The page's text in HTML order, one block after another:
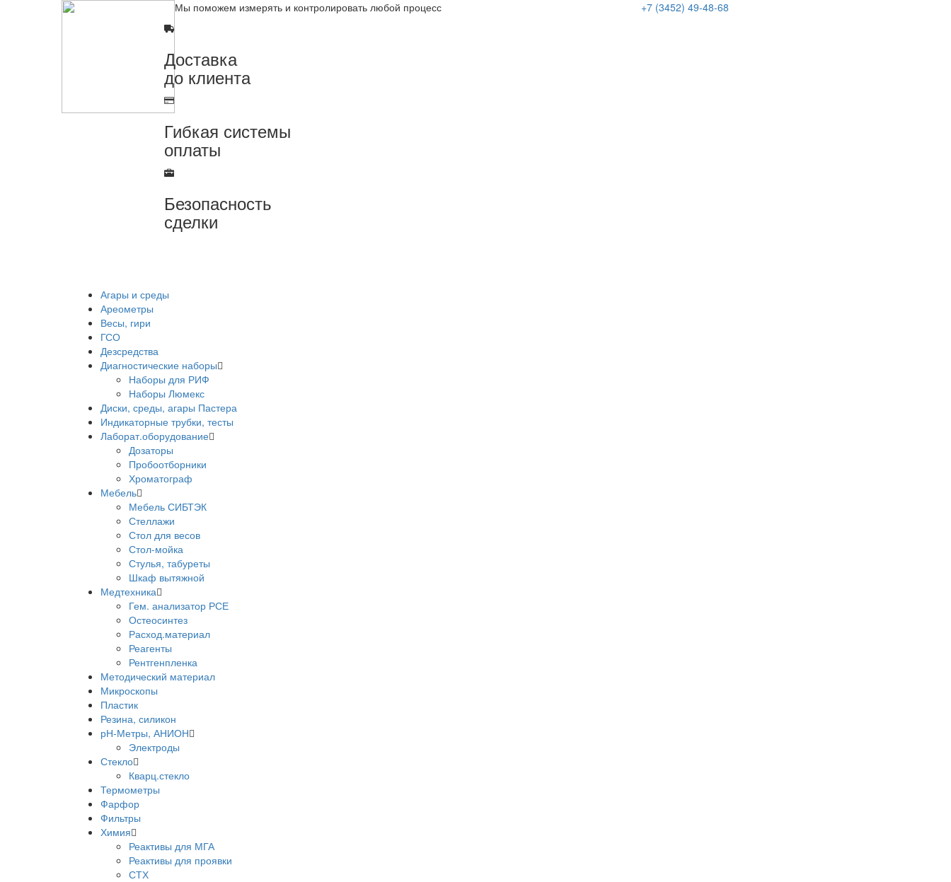
Мы поможем измерять и контролировать любой процесс +7 (3452) 49-48-68
Доставка
до клиента
Гибкая системы
оплаты
Безопасность
сделки
Агары и среды
Ареометры
Весы, гири
ГСО
Дезсредства
Диагностические наборы
Наборы для РИФ
Наборы Люмекс
Диски, среды, агары Пастера
Индикаторные трубки, тесты
Лаборат.оборудование
Дозаторы
Пробоотборники
Хроматограф
Мебель
Мебель СИБТЭК
Стеллажи
Стол для весов
Стол-мойка
Стулья, табуреты
Шкаф вытяжной
Медтехника
Гем. анализатор РСЕ
Остеосинтез
Расход.материал
Реагенты
Рентгенпленка
Методический материал
Микроскопы
Пластик
Резина, силикон
рН-Метры, АНИОН
Электроды
Стекло
Кварц.стекло
Термометры
Фарфор
Фильтры
Химия
Реактивы для МГА
Реактивы для проявки
СТХ